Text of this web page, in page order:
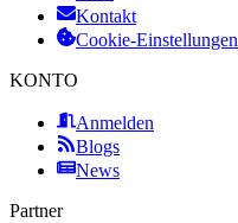
Kontakt
Cookie-Einstellungen
KONTO
Anmelden
Blogs
News
Partner